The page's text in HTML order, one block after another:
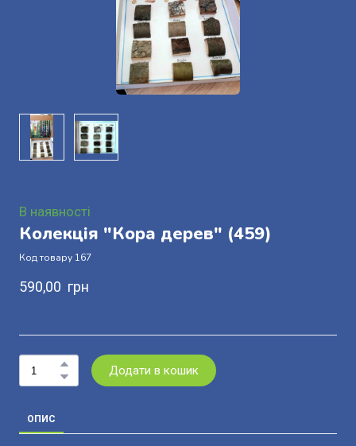
В наявності
Колекція "Кора дерев" (459)
Код товару 167
590,00  грн
Додати в кошик
ОПИС